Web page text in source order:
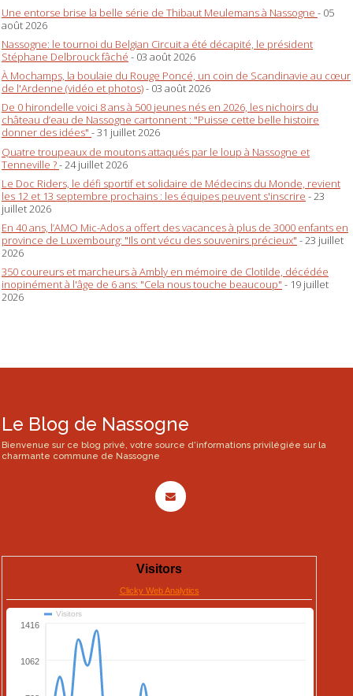
Une entorse brise la belle série de Thibaut Meulemans à Nassogne - 05
août 2026
Nassogne: le tournoi du Belgian Circuit a été décapité, le président
Stéphane Delbrouck fâché - 03 août 2026
À Mochamps, la boulaie du Rouge Poncé, un coin de Scandinavie au cœur
de l'Ardenne (vidéo et photos)- 03 août 2026
De 0 hirondelle voici 8 ans à 500 jeunes nés en 2026, les nichoirs du
château d’eau de Nassogne cartonnent : "Puisse cette belle histoire
donner des idées" - 31 juillet 2026
Quatre troupeaux de moutons attaqués par le loup à Nassogne et
Tenneville ?- 24 juillet 2026
Le Doc Riders, le défi sportif et solidaire de Médecins du Monde, revient
les 12 et 13 septembre prochains : les équipes peuvent s'inscrire - 23
juillet 2026
En 40 ans, l’AMO Mic-Ados a offert des vacances à plus de 3000 enfants en
province de Luxembourg: "Ils ont vécu des souvenirs précieux" - 23 juillet
2026
350 coureurs et marcheurs à Ambly en mémoire de Clotilde, décédée
inopinément à l'âge de 6 ans: "Cela nous touche beaucoup" - 19 juillet
2026
Le Blog de Nassogne
Bienvenue sur ce blog privé, votre source d'informations privilégiée sur la
charmante commune de Nassogne